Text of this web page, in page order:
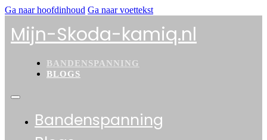
Ga naar hoofdinhoud Ga naar voettekst
Mijn-Skoda-kamiq.nl
BANDENSPANNING
BLOGS
Bandenspanning